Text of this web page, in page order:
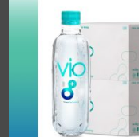
tentang kebugaran,
kekuatan dan daya
yang sering
fleksibilitas.
Read More